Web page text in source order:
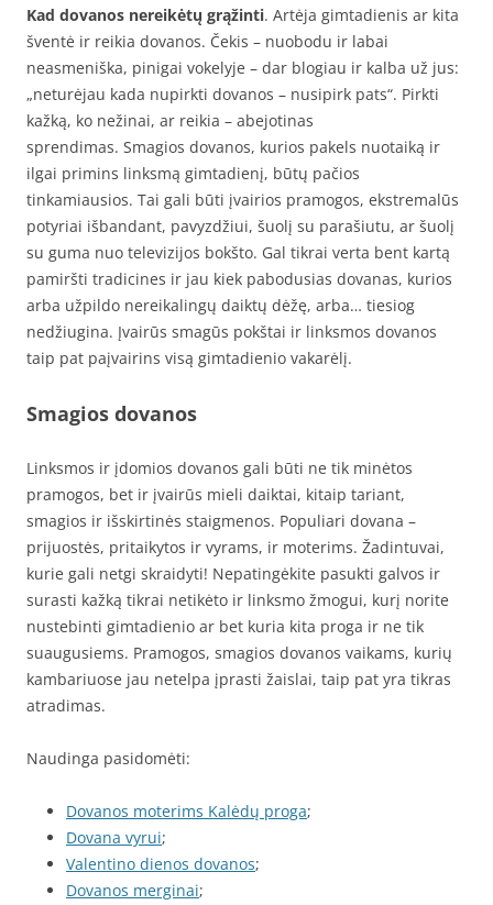
Kad dovanos nereikėtų grąžinti. Artėja gimtadienis ar kita
šventė ir reikia dovanos. Čekis – nuobodu ir labai
neasmeniška, pinigai vokelyje – dar blogiau ir kalba už jus:
„neturėjau kada nupirkti dovanos – nusipirk pats“. Pirkti
kažką, ko nežinai, ar reikia – abejotinas
sprendimas. Smagios dovanos, kurios pakels nuotaiką ir
ilgai primins linksmą gimtadienį, būtų pačios
tinkamiausios. Tai gali būti įvairios pramogos, ekstremalūs
potyriai išbandant, pavyzdžiui, šuolį su parašiutu, ar šuolį
su guma nuo televizijos bokšto. Gal tikrai verta bent kartą
pamiršti tradicines ir jau kiek pabodusias dovanas, kurios
arba užpildo nereikalingų daiktų dėžę, arba… tiesiog
nedžiugina. Įvairūs smagūs pokštai ir linksmos dovanos
taip pat paįvairins visą gimtadienio vakarėlį.
Smagios dovanos
Linksmos ir įdomios dovanos gali būti ne tik minėtos
pramogos, bet ir įvairūs mieli daiktai, kitaip tariant,
smagios ir išskirtinės staigmenos. Populiari dovana –
prijuostės, pritaikytos ir vyrams, ir moterims. Žadintuvai,
kurie gali netgi skraidyti! Nepatingėkite pasukti galvos ir
surasti kažką tikrai netikėto ir linksmo žmogui, kurį norite
nustebinti gimtadienio ar bet kuria kita proga ir ne tik
suaugusiems. Pramogos, smagios dovanos vaikams, kurių
kambariuose jau netelpa įprasti žaislai, taip pat yra tikras
atradimas.
Naudinga pasidomėti:
Dovanos moterims Kalėdų proga;
Dovana vyrui;
Valentino dienos dovanos;
Dovanos merginai;